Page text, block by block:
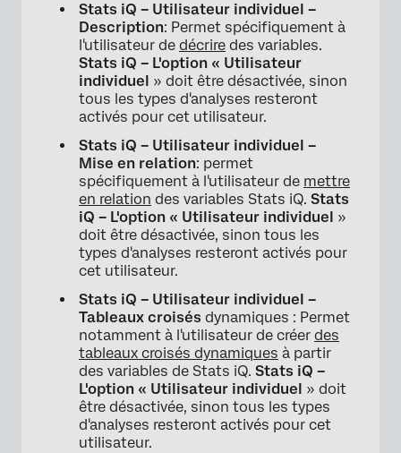
Stats iQ – Utilisateur individuel –
Description: Permet spécifiquement à
l'utilisateur de décrire des variables.
Stats iQ – L'option « Utilisateur
individuel » doit être désactivée, sinon
tous les types d'analyses resteront
activés pour cet utilisateur.
Stats iQ – Utilisateur individuel –
Mise en relation: permet
spécifiquement à l'utilisateur de mettre
en relation des variables Stats iQ. Stats
iQ – L'option « Utilisateur individuel »
doit être désactivée, sinon tous les
types d'analyses resteront activés pour
cet utilisateur.
Stats iQ – Utilisateur individuel –
Tableaux croisés dynamiques : Permet
notamment à l'utilisateur de créer des
tableaux croisés dynamiques à partir
des variables de Stats iQ. Stats iQ –
L'option « Utilisateur individuel » doit
être désactivée, sinon tous les types
d'analyses resteront activés pour cet
utilisateur.